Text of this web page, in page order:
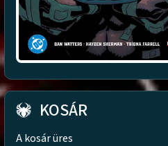
KOSÁR
A kosár üres